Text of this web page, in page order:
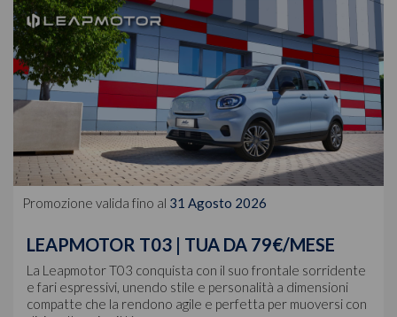
Promozione valida fino al 31 Agosto 2026
LEAPMOTOR T03 | TUA DA 79€/MESE
La Leapmotor T03 conquista con il suo frontale sorridente
e fari espressivi, unendo stile e personalità a dimensioni
compatte che la rendono agile e perfetta per muoversi con